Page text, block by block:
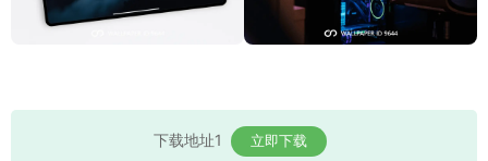
下载地址1 立即下载